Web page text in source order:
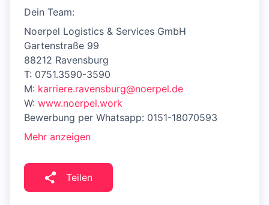
Dein Team:
Noerpel Logistics & Services GmbH
Gartenstraße 99
88212 Ravensburg
T: 0751.3590-3590
M: karriere.ravensburg@noerpel.de
W: www.noerpel.work
Bewerbung per Whatsapp: 0151-18070593
Mehr anzeigen
Teilen